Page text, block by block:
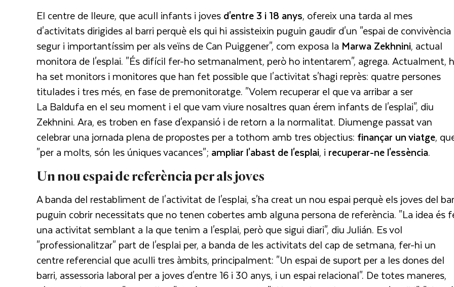
El centre de lleure, que acull infants i jovesd'entre 3 i 18 anys, ofereix una tarda al mes
d'activitats dirigides al barri perquè els qui hi assisteixin puguin gaudir d'un "espai de convivència
segur i importantíssim per als veïns de Can Puiggener", com exposa la Marwa Zekhnini, actual
monitora de l'esplai. "És difícil fer-ho setmanalment, però ho intentarem", agrega. Actualment,
ha set monitors i monitores que han fet possible que l'activitat s'hagi reprès: quatre persones
titulades i tres més, en fase de premonitoratge. "Volem recuperar el que va arribar a ser
La Baldufa en el seu moment i el que vam viure nosaltres quan érem infants de l'esplai", diu
Zekhnini. Ara, es troben en fase d'expansió i de retorn a la normalitat. Diumenge passat van
celebrar una jornada plena de propostes per a tothom amb tres objectius: finançar un viatge,
"per a molts, són les úniques vacances"; ampliar l'abast de l'esplai, i recuperar-ne l'essència.
Un nou espai de referència per als joves
A banda del restabliment de l'activitat de l'esplai, s'ha creat un nou espai perquè els joves del
puguin cobrir necessitats que no tenen cobertes amb alguna persona de referència. "La idea és
una activitat semblant a la que tenim a l'esplai, però que sigui diari", diu Julián. Es vol
"professionalitzar" part de l'esplai per, a banda de les activitats del cap de setmana, fer-hi un
centre referencial que aculli tres àmbits, principalment: "Un espai de suport per a les dones del
barri, assessoria laboral per a joves d'entre 16 i 30 anys, i un espai relacional". De totes maneres,